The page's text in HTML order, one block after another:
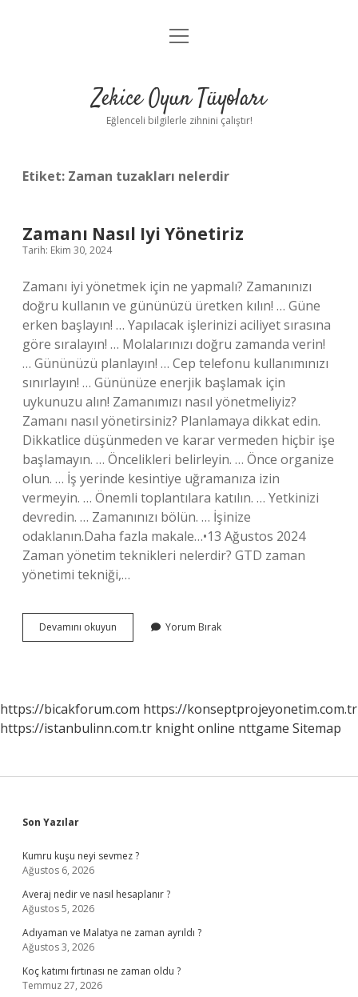
Anasayfa
Yasal Uyarı
menüyü
Zekice Oyun Tüyoları
Eğlenceli bilgilerle zihnini çalıştır!
Etiket: Zaman tuzakları nelerdir
Zamanı Nasıl Iyi Yönetiriz
Tarih: Ekim 30, 2024
Zamanı iyi yönetmek için ne yapmalı? Zamanınızı
doğru kullanın ve gününüzü üretken kılın! … Güne
erken başlayın! … Yapılacak işlerinizi aciliyet sırasına
göre sıralayın! … Molalarınızı doğru zamanda verin!
… Gününüzü planlayın! … Cep telefonu kullanımınızı
sınırlayın! … Gününüze enerjik başlamak için
uykunuzu alın! Zamanımızı nasıl yönetmeliyiz?
Zamanı nasıl yönetirsiniz? Planlamaya dikkat edin.
Dikkatlice düşünmeden ve karar vermeden hiçbir işe
başlamayın. … Öncelikleri belirleyin. … Önce organize
olun. … İş yerinde kesintiye uğramanıza izin
vermeyin. … Önemli toplantılara katılın. … Yetkinizi
devredin. … Zamanınızı bölün. … İşinize
odaklanın.Daha fazla makale…•13 Ağustos 2024
Zaman yönetim teknikleri nelerdir? GTD zaman
yönetimi tekniği,…
Devamını okuyun
Nasıl
Yorum Bırak
https://bicakforum.com https://konseptprojeyonetim.com.tr
https://istanbulinn.com.tr knight online nttgame Sitemap
Sidebar
Son Yazılar
Kumru kuşu neyi sevmez ?
Ağustos 6, 2026
Averaj nedir ve nasıl hesaplanır ?
Ağustos 5, 2026
Adıyaman ve Malatya ne zaman ayrıldı ?
Ağustos 3, 2026
Koç katımı fırtınası ne zaman oldu ?
Temmuz 27, 2026